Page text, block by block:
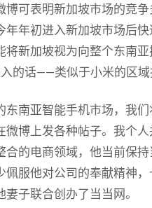
博可表明新加坡市场的竞
年年初进入新加坡市场后
将新加坡视为向整个东南
的话——类似于小米的区域
东南亚智能手机市场，我
微博上发各种帖子。我个
合的电商领域，他当前保
佩服他对公司的奉献精神
妻子联合创办了当当网。